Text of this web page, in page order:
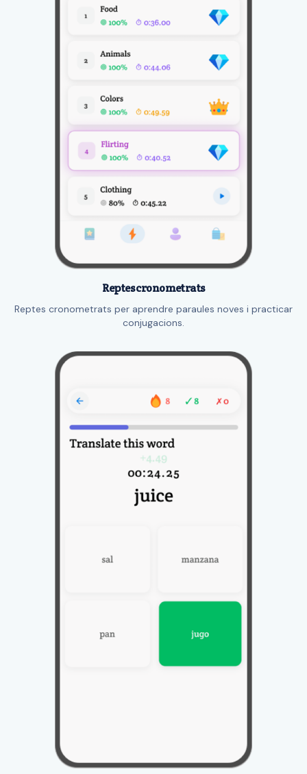
Reptes cronometrats
Reptes cronometrats per aprendre paraules noves i practicar
conjugacions.